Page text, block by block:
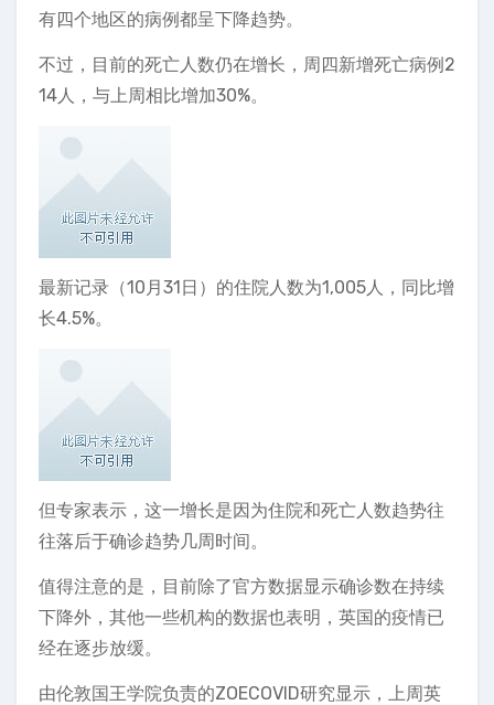
有四个地区的病例都呈下降趋势。
不过，目前的死亡人数仍在增长，周四新增死亡病例2
14人，与上周相比增加30%。
最新记录（10月31日）的住院人数为1,005人，同比增
长4.5%。
但专家表示，这一增长是因为住院和死亡人数趋势往
往落后于确诊趋势几周时间。
值得注意的是，目前除了官方数据显示确诊数在持续
下降外，其他一些机构的数据也表明，英国的疫情已
经在逐步放缓。
由伦敦国王学院负责的ZOECOVID研究显示，上周英